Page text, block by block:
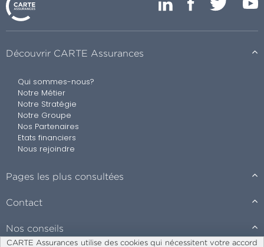
Découvrir CARTE Assurances
Qui sommes-nous?
Notre Métier
Notre Stratégie
Notre Groupe
Nos Partenaires
Etats financiers
Nous rejoindre
Pages les plus consultées
Contact
Nos conseils
CARTE Assurances utilise des cookies qui nécessitent votre accord